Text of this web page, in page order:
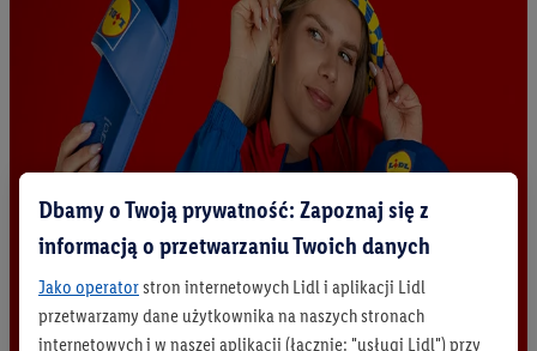
Dbamy o Twoją prywatność: Zapoznaj się z
informacją o przetwarzaniu Twoich danych
Jako operatorstron internetowych Lidl i aplikacji Lidl
przetwarzamy dane użytkownika na naszych stronach
internetowych i w naszej aplikacji (łącznie: "usługi Lidl") przy